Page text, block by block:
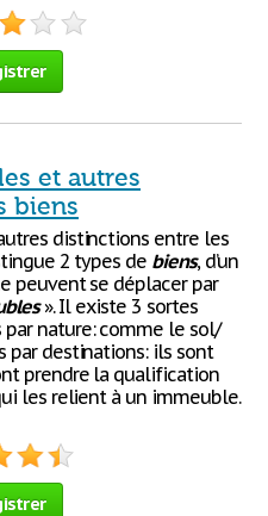
et autres
biens
distinctions entre les
2 types de biens, d’un
peuvent se déplacer par
». Il existe 3 sortes
nature: comme le sol/
destinations: ils sont
prendre la qualification
les relient à un immeuble.